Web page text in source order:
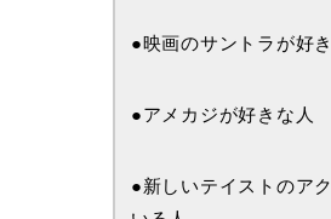
●映画のサントラが好
●アメカジが好きな人
●新しいテイストのア